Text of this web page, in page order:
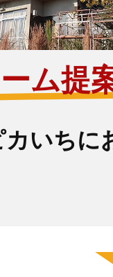
ム提
カいちに